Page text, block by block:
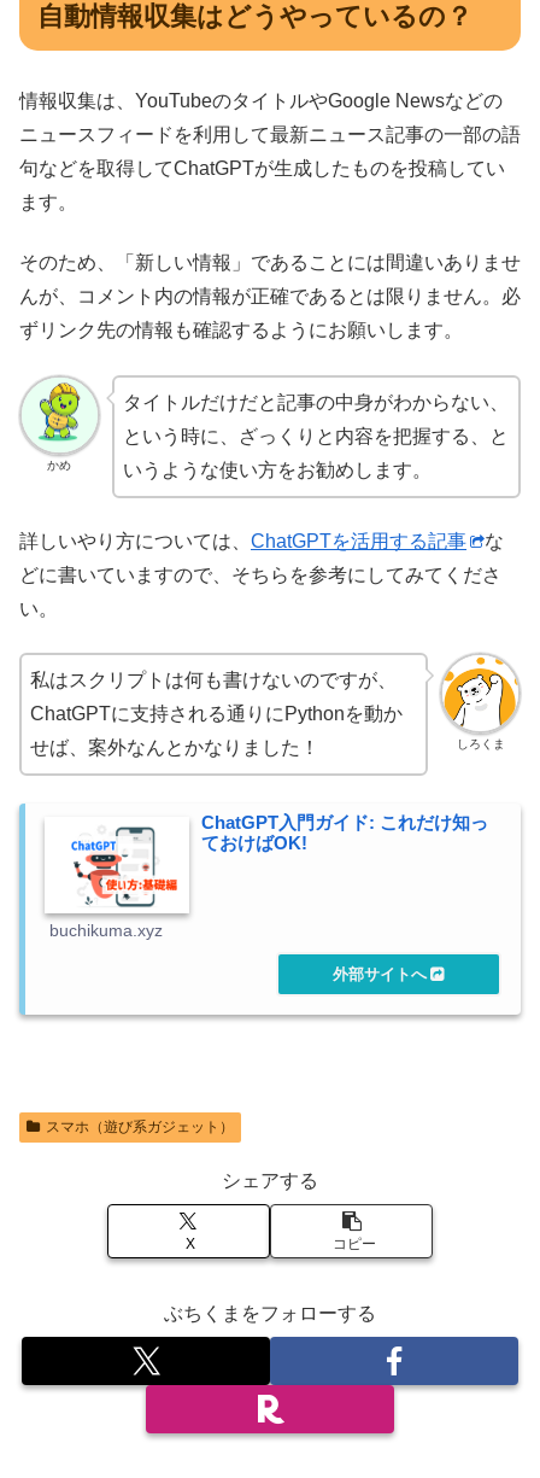
自動情報収集はどうやっているの？
情報収集は、YouTubeのタイトルやGoogle Newsなどの
ニュースフィードを利用して最新ニュース記事の一部の語
句などを取得してChatGPTが生成したものを投稿してい
ます。
そのため、「新しい情報」であることには間違いありませ
んが、コメント内の情報が正確であるとは限りません。必
ずリンク先の情報も確認するようにお願いします。
かめ
タイトルだけだと記事の中身がわからない、
という時に、ざっくりと内容を把握する、と
いうような使い方をお勧めします。
詳しいやり方については、 ChatGPTを活用する記事
な
どに書いていますので、そちらを参考にしてみてくださ
い。
しろくま
私はスクリプトは何も書けないのですが、
ChatGPTに支持される通りにPythonを動か
せば、案外なんとかなりました！
ChatGPT入門ガイド: これだけ知っ
ておけばOK!
buchikuma.xyz
スマホ（遊び系ガジェット）
シェアする
X コピー
ぶちくまをフォローする